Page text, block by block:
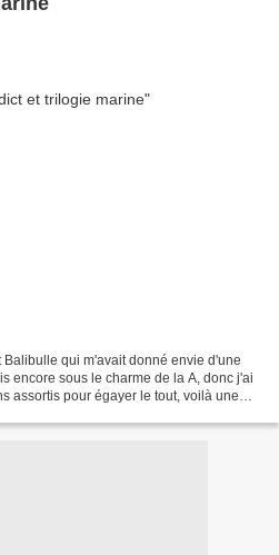
qui m'avait donné envie d'une
encore sous le charme de la A, donc j'ai
assortis pour égayer le tout, voilà une